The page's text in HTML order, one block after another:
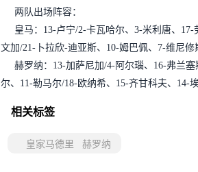
两队出场阵容：
皇马：13-卢宁/2-卡瓦哈尔、3-米利唐、
文加/21-卜拉欣-迪亚斯、10-姆巴佩、7-维尼修
赫罗纳：13-加萨尼加/4-阿尔瑙、16-弗兰
尔、11-勒马尔/18-欧纳希、15-齐甘科夫、14-
相关标签
皇家马德里 赫罗纳